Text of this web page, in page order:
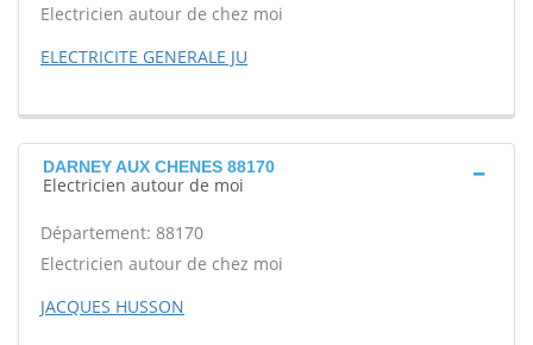
Electricien autour de chez moi
ELECTRICITE GENERALE JU
DARNEY AUX CHENES 88170
Electricien autour de moi
Département: 88170
Electricien autour de chez moi
JACQUES HUSSON